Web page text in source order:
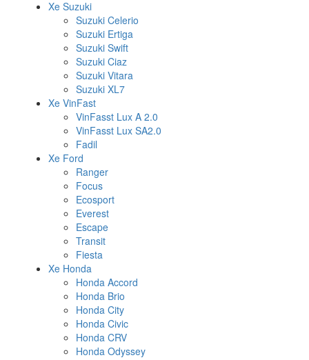
Xe Suzuki
Suzuki Celerio
Suzuki Ertiga
Suzuki Swift
Suzuki Ciaz
Suzuki Vitara
Suzuki XL7
Xe VinFast
VinFasst Lux A 2.0
VinFasst Lux SA2.0
Fadil
Xe Ford
Ranger
Focus
Ecosport
Everest
Escape
Transit
Fiesta
Xe Honda
Honda Accord
Honda Brio
Honda City
Honda Civic
Honda CRV
Honda Odyssey